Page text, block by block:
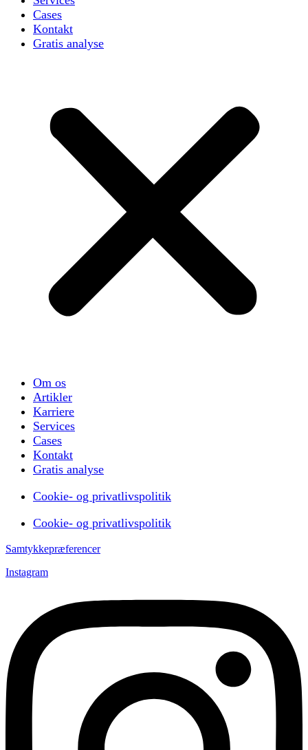
Cases
Kontakt
Gratis analyse
Om os
Artikler
Karriere
Services
Cases
Kontakt
Gratis analyse
Cookie- og privatlivspolitik
Cookie- og privatlivspolitik
Samtykkepræferencer
Instagram